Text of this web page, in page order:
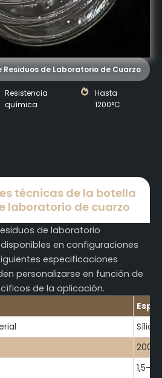
Residuos de Laboratorio de Cuarzo
Resistencia
química
Hasta
1200°C
técnicas de la botella
laboratorio de cuarzo
de laboratorio
disponibles en configuraciones
especificaciones
personalizarse en función de
de la aplicación.
Sílice
1,5-3